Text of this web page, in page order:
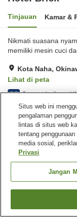
Tinjauan Kamar &
Nikmati suasana
memiliki mesin cuci
Kota Naha,
Lihat di peta
4.1 Sangat baik
Fasilitas properti
Tempat parkir
Laundry gratis
Jepang
Situs web ini
pengalaman
lintas di situs web
tentang
media sosial,
Privasi
Jangan